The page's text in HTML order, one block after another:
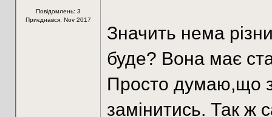
Повідомлень: 3
Приєднався: Nov 2017
Значить нема
буде? Вона має
Просто думаю,що з
замінитись. Так ж